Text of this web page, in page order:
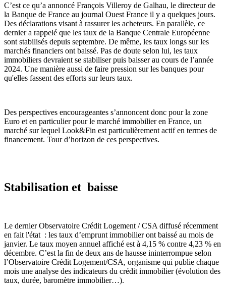
C’est ce qu’a annoncé François Villeroy de Galhau, le directeur de
la Banque de France au journal Ouest France il y a quelques jours.
Des déclarations visant à rassurer les acheteurs. En parallèle, ce
dernier a rappelé que les taux de la Banque Centrale Européenne
sont stabilisés depuis septembre. De même, les taux longs sur les
marchés financiers ont baissé. Pas de doute selon lui, les taux
immobiliers devraient se stabiliser puis baisser au cours de l’année
2024. Une manière aussi de faire pression sur les banques pour
qu'elles fassent des efforts sur leurs taux.
Des perspectives encourageantes s’annoncent donc pour la zone
Euro et en particulier pour le marché immobilier en France, un
marché sur lequel Look&Fin est particulièrement actif en termes de
financement. Tour d’horizon de ces perspectives.
Stabilisation et baisse
Le dernier Observatoire Crédit Logement / CSA diffusé récemment
en fait l'état : les taux d’emprunt immobilier ont baissé au mois de
janvier. Le taux moyen annuel affiché est à 4,15 % contre 4,23 % en
décembre. C’est la fin de deux ans de hausse ininterrompue selon
l’Observatoire Crédit Logement/CSA, organisme qui publie chaque
mois une analyse des indicateurs du crédit immobilier (évolution des
taux, durée, baromètre immobilier…).